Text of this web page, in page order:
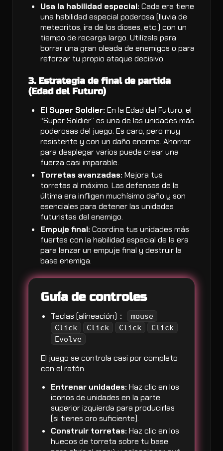
Usa la habilidad especial: Cada era tiene
una habilidad especial poderosa (lluvia de
meteoritos, ira de los dioses, etc.) con un
tiempo de recarga largo. Utilízala para
borrar una gran oleada de enemigos o para
reforzar tu propio ataque decisivo.
3. Estrategia de final de partida
(Edad del Futuro)
El Super Soldier: En la Edad del Futuro, el
“Super Soldier” es una de las unidades más
poderosas del juego. Es caro, pero muy
resistente y con un daño enorme. Ahorrar
para desplegar varios puede crear una
fuerza casi imparable.
Torretas avanzadas: Mejora tus
torretas al máximo. Las defensas de la
última era infligen muchísimo daño y son
esenciales para detener las unidades
futuristas del enemigo.
Empuje final: Coordina tus unidades más
fuertes con la habilidad especial de la era
para lanzar un empuje final y destruir la
base enemiga.
Guía de controles
Teclas (alineación)：
mouse
Click
Click Click
Click
Evolve
El juego se controla casi por completo
con el ratón.
Entrenar unidades: Haz clic en los
iconos de unidades en la parte
superior izquierda para producirlas
(si tienes oro suficiente).
Construir torretas: Haz clic en los
huecos de torreta sobre tu base